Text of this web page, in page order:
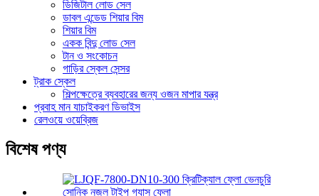
ডিজিটাল লোড সেল
ডাবল এন্ডেড শিয়ার বিম
শিয়ার বিম
একক বিন্দু লোড সেল
টান ও সংকোচন
গাড়ির স্কেল সেন্সর
ট্রাক স্কেল
শিল্পক্ষেত্রে ব্যবহারের জন্য ওজন মাপার যন্ত্র
প্রবাহ মান যাচাইকরণ ডিভাইস
রেলওয়ে ওয়েব্রিজ
বিশেষ পণ্য